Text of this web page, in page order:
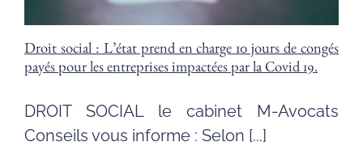
Droit social : L’état prend en charge 10 jours de congés
payés pour les entreprises impactées par la Covid 19.
DROIT SOCIAL le cabinet M-Avocats
Conseils vous informe : Selon [...]